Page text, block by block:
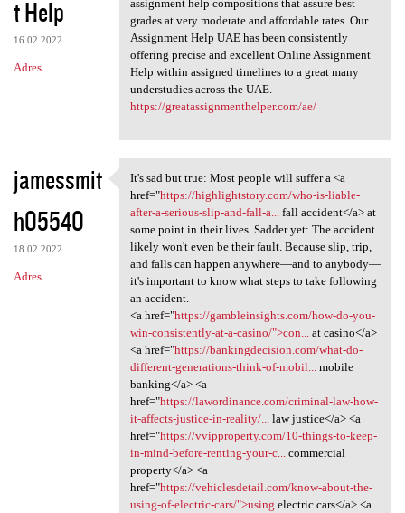
t Help
16.02.2022
Adres
assignment help compositions that assure best
grades at very moderate and affordable rates. Our
Assignment Help UAE has been consistently
offering precise and excellent Online Assignment
Help within assigned timelines to a great many
understudies across the UAE.
https://greatassignmenthelper.com/ae/
jamessmit
h05540
18.02.2022
Adres
It's sad but true: Most
It's sad but true: Most people will suffer a <a
href="https://highlightstory.com/who-is-liable-
after-a-serious-slip-and-fall-a...
fall accident</a> at
some point in their lives. Sadder yet: The accident
likely won't even be their fault. Because slip, trip,
and falls can happen anywhere—and to anybody—
it's important to know what steps to take following
an accident.
<a href="https://gambleinsights.com/how-do-you-
win-consistently-at-a-casino/">con...
at casino</a>
<a href="https://bankingdecision.com/what-do-
different-generations-think-of-mobil...
mobile
banking</a> <a
href="https://lawordinance.com/criminal-law-how-
it-affects-justice-in-reality/...
law justice</a> <a
href="https://vvipproperty.com/10-things-to-keep-
in-mind-before-renting-your-c...
commercial
property</a> <a
href="https://vehiclesdetail.com/know-about-the-
using-of-electric-cars/">using electric cars</a> <a